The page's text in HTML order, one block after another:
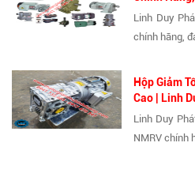
Linh Duy
chính hãng,
Hộp Giảm
Cao | Linh
Linh Duy
NMRV chính